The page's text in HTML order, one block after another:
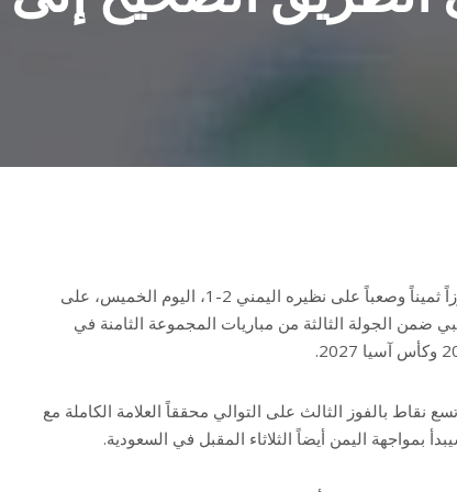
حقق المنتخب الوطني لكرة القدم فوزاً ثميناً وصعباً على نظيره اليمني 2-1، اليوم الخميس، على
ضمن الجولة الثالثة من مباريات المجموعة الثامنة في
نقاط بالفوز الثالث على التوالي محققاً العلامة الكاملة مع
بمواجهة اليمن أيضاً الثلاثاء المقبل في السعودية.